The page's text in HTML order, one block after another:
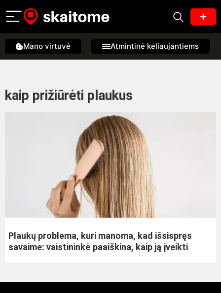
Mano virtuvė Atmintinė keliaujantiems
kaip prižiūrėti plaukus
Plaukų problema, kuri manoma, kad išsispręs
savaime: vaistininkė paaiškina, kaip ją įveikti